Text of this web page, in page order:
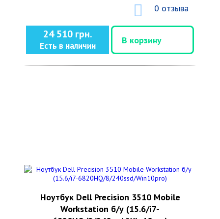
0 отзыва
24 510 грн.
Есть в наличии
В корзину
Ноутбук Dell Precision 3510 Mobile
Workstation б/у (15.6/i7-